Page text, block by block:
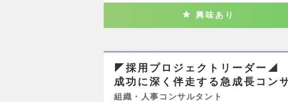
興味あり
◤採用プロジェクトリーダー◢
成功に深く伴走する急成長コン
組織・人事コンサルタント